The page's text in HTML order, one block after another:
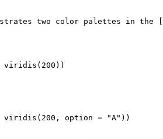
two color palettes in
viridis(200))
viridis(200, option = "A"))